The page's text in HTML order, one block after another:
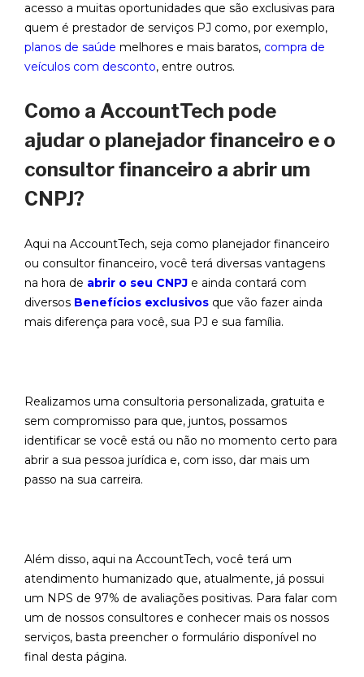
acesso a muitas oportunidades que são exclusivas para
quem é prestador de serviços PJ como, por exemplo,
planos de saúde melhores e mais baratos, compra de
veículos com desconto, entre outros.
Como a AccountTech pode
ajudar o planejador financeiro e o
consultor financeiro a abrir um
CNPJ?
Aqui na AccountTech, seja como planejador financeiro
ou consultor financeiro, você terá diversas vantagens
na hora de abrir o seu CNPJ e ainda contará com
diversos Benefícios exclusivos que vão fazer ainda
mais diferença para você, sua PJ e sua família.
Realizamos uma consultoria personalizada, gratuita e
sem compromisso para que, juntos, possamos
identificar se você está ou não no momento certo para
abrir a sua pessoa jurídica e, com isso, dar mais um
passo na sua carreira.
Além disso, aqui na AccountTech, você terá um
atendimento humanizado que, atualmente, já possui
um NPS de 97% de avaliações positivas. Para falar com
um de nossos consultores e conhecer mais os nossos
serviços, basta preencher o formulário disponível no
final desta página.